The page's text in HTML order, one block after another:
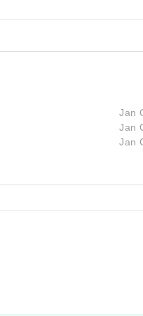
Jan
Jan
Jan